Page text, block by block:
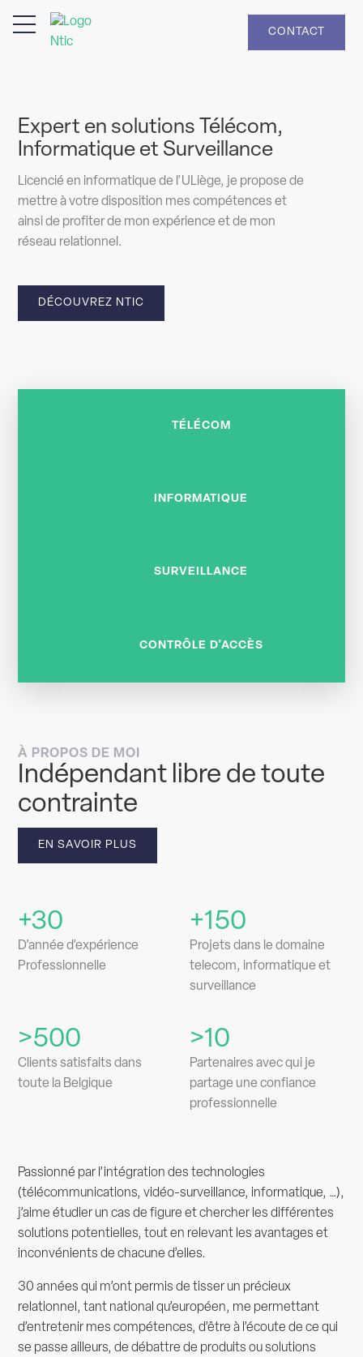
CONTACT
Expert en solutions Télécom,
Informatique et Surveillance
Licencié en informatique de l’ULiège, je propose de
mettre à votre disposition mes compétences et
ainsi de profiter de mon expérience et de mon
réseau relationnel.
DÉCOUVREZ NTIC
TÉLÉCOM
INFORMATIQUE
SURVEILLANCE
CONTRÔLE D'ACCÈS
À PROPOS DE MOI
Indépendant libre de toute
contrainte
EN SAVOIR PLUS
+30
D’année d’expérience
Professionnelle
+150
Projets dans le domaine
telecom, informatique et
surveillance
>500
Clients satisfaits dans
toute la Belgique
>10
Partenaires avec qui je
partage une confiance
professionnelle
Passionné par l’intégration des technologies
(télécommunications, vidéo-surveillance, informatique, …),
j’aime étudier un cas de figure et chercher les différentes
solutions potentielles, tout en relevant les avantages et
inconvénients de chacune d’elles.
30 années qui m’ont permis de tisser un précieux
relationnel, tant national qu’européen, me permettant
d’entretenir mes compétences, d’être à l’écoute de ce qui
se passe ailleurs, de débattre de produits ou solutions